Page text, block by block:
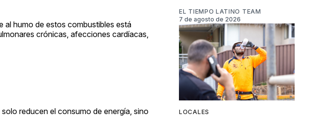
humo de estos combustibles está
crónicas, afecciones cardíacas,
reducen el consumo de energía, sino
EL TIEMPO LATINO TEAM
7 de agosto de 2026
LOCALES